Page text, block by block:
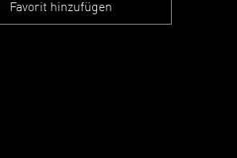
Favorit hinzufügen